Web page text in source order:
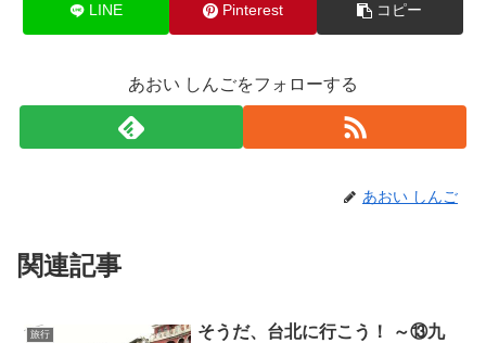
LINE Pinterest コピー
あおい しんごをフォローする
あおい しんご
関連記事
旅行
そうだ、台北に行こう！ ～⑬九